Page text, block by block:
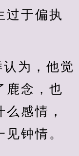
过于偏执
为，他觉
鹿念，也
感情，
钟情。